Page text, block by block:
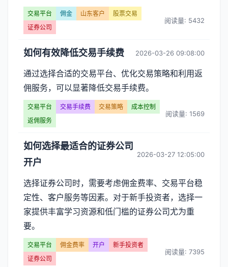
交易平台 佣金 山东客户
股票交易
证券公司
阅读量: 5432
如何有效降低交易手续费 2026-03-26 09:08:00
通过选择合适的交易平台、优化交易策略和利用返
佣服务，可以显著降低交易手续费。
交易平台 交易手续费 交易策略
成本控制
返佣服务
阅读量: 1569
如何选择最适合的证券公司
开户
2026-03-27 12:05:00
选择证券公司时，需要考虑佣金费率、交易平台稳
定性、客户服务等因素。对于新手投资者，选择一
家提供丰富学习资源和低门槛的证券公司尤为重
要。
交易平台 佣金费率 开户
新手投资者
证券公司
阅读量: 7395